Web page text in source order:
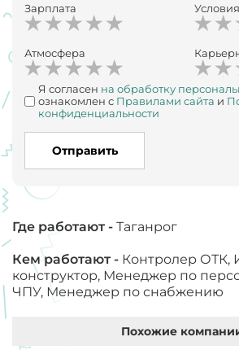
Зарплата Условия
Атмосфера
Я согласен на обработку
ознакомлен с Правилами сайта и
конфиденциальности
Отправить
Где работают - Таганрог
Кем работают - Контролер ОТК,
конструктор, Менеджер по
ЧПУ, Менеджер по снабжению
Похожие